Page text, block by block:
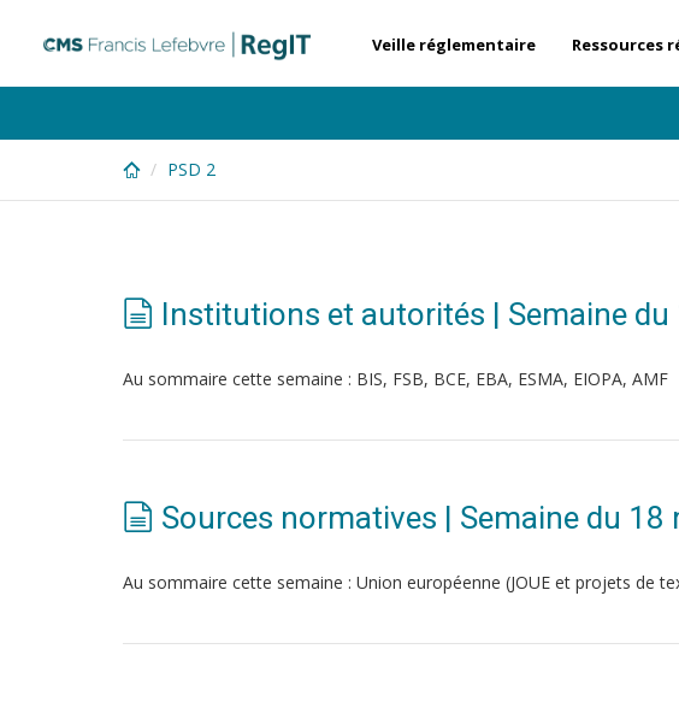
content
Veille réglementaire Ressources
PSD 2
Institutions et autorités | Semaine
Au sommaire cette semaine : BIS, FSB, BCE, EBA, ESMA, EIOPA, AMF
Sources normatives | Semaine du 18
Au sommaire cette semaine : Union européenne (JOUE et projets de